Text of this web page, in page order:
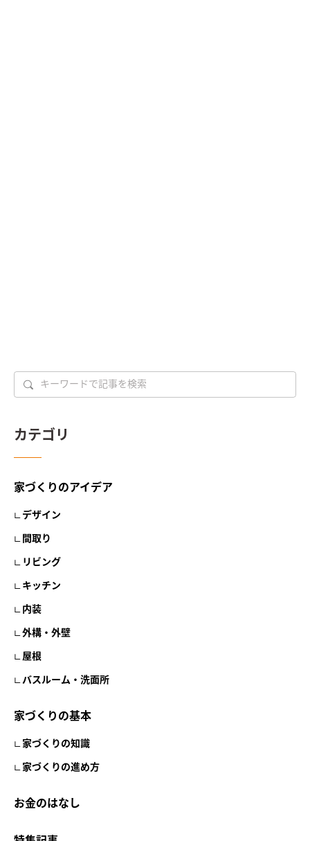
カテゴリ
家づくりのアイデア
デザイン
間取り
リビング
キッチン
内装
外構・外壁
屋根
バスルーム・洗面所
家づくりの基本
家づくりの知識
家づくりの進め方
お金のはなし